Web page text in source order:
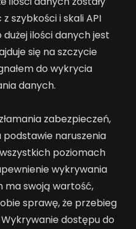
szybkości i skali API
dużej ilości danych jest
się na szczycie
do wykrycia
danych.
zabezpieczeń,
naruszenia
poziomach
wykrywania
ma swoją wartość,
sprawę, że przebieg
dostępu do